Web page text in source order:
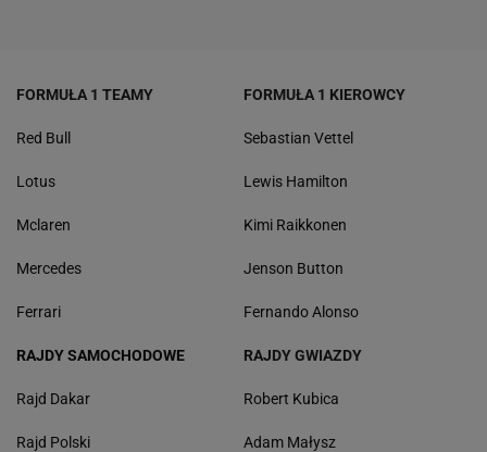
FORMUŁA 1 TEAMY
Red Bull
Lotus
Mclaren
Mercedes
Ferrari
FORMUŁA 1 KIEROWCY
Sebastian Vettel
Lewis Hamilton
Kimi Raikkonen
Jenson Button
Fernando Alonso
RAJDY SAMOCHODOWE
Rajd Dakar
Rajd Polski
RAJDY GWIAZDY
Robert Kubica
Adam Małysz